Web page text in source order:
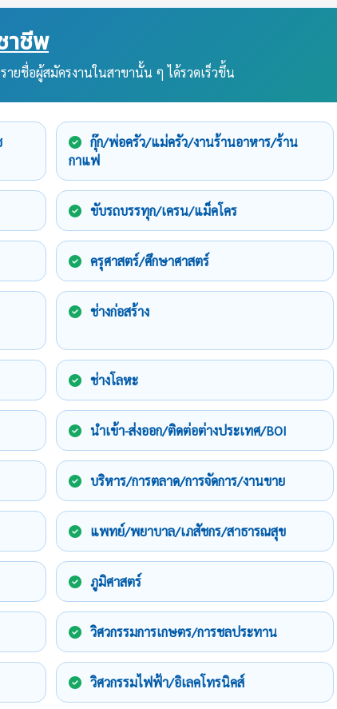
าชีพ
ายชื่อผู้สมัครงานในสาขานั้น ๆ ได้รวดเร็วขึ้น
กุ๊ก/พ่อครัว/แม่ครัว/งานร้านอาหาร/ร้าน
กาแฟ
ขับรถบรรทุก/เครน/แม็คโคร
ครุศาสตร์/ศึกษาศาสตร์
ช่างก่อสร้าง
ช่างโลหะ
นำเข้า-ส่งออก/ติดต่อต่างประเทศ/BOI
บริหาร/การตลาด/การจัดการ/งานขาย
แพทย์/พยาบาล/เภสัชกร/สาธารณสุข
ภูมิศาสตร์
วิศวกรรมการเกษตร/การชลประทาน
วิศวกรรมไฟฟ้า/อิเลคโทรนิคส์